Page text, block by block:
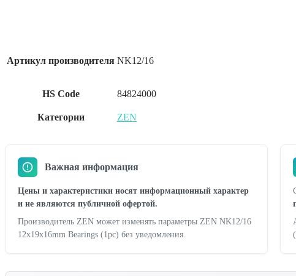
Артикул производителя NK12/16
HS Code 84824000
Категории ZEN
Важная информация
Цены и характеристики носят информационный характер
и не являются публичной офертой.
Производитель ZEN может изменять параметры ZEN NK12/16
12x19x16mm Bearings (1pc) без уведомления.